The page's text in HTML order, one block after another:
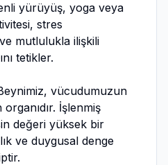
yürüyüş, yoga veya
stres
mutlulukla ilişkili
tetikler.
vücudumuzun
İşlenmiş
değeri yüksek bir
ve duygusal denge